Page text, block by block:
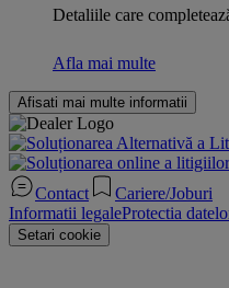
Detaliile care
Afla mai multe
Afisati mai multe informatii
Contact
Cariere/Joburi
Informatii legaleProtectia
Setari cookie